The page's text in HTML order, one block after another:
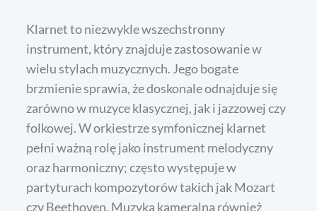
Klarnet to niezwykle wszechstronny
instrument, który znajduje zastosowanie w
wielu stylach muzycznych. Jego bogate
brzmienie sprawia, że doskonale odnajduje się
zarówno w muzyce klasycznej, jak i jazzowej czy
folkowej. W orkiestrze symfonicznej klarnet
pełni ważną rolę jako instrument melodyczny
oraz harmoniczny; często występuje w
partyturach kompozytorów takich jak Mozart
czy Beethoven. Muzyka kameralna również